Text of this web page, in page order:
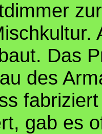
Das
des
gab es